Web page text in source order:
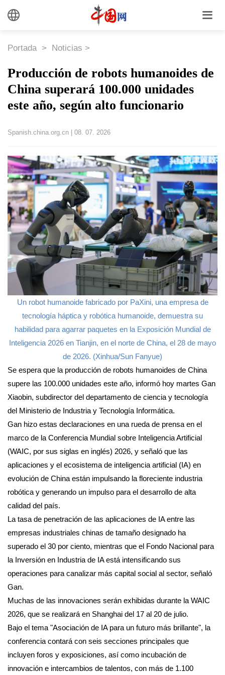
Portada > Noticias >
Producción de robots humanoides de
China superará 100.000 unidades
este año, según alto funcionario
Spanish.china.org.cn 08. 07. 2026
Un robot humanoide fabricado por PaXini, una empresa de
tecnología háptica y robótica humanoide, demuestra su
habilidad para agarrar paquetes en la Exposición Mundial de
Inteligencia 2026 en Tianjin, en el norte de China, el 28 de mayo
de 2026. (Xinhua/Sun Fanyue)
Se espera que la producción de robots humanoides de China
supere las 100.000 unidades este año, informó hoy martes Gan
Xiaobin, subdirector del departamento de ciencia y tecnología
del Ministerio de Industria y Tecnología Informática.
Gan hizo estas declaraciones en una rueda de prensa en el
marco de la Conferencia Mundial sobre Inteligencia Artificial
(WAIC, por sus siglas en inglés) 2026, y señaló que las
aplicaciones y el ecosistema de inteligencia artificial (IA) en
evolución de China están impulsando la floreciente industria
robótica y generando un impulso para el desarrollo de alta
calidad del país.
La tasa de penetración de las aplicaciones de IA entre las
empresas industriales chinas de tamaño designado ha
superado el 30 por ciento, mientras que el Fondo Nacional para
la Inversión en Industria de IA está intensificando sus
operaciones para canalizar más capital social al sector, señaló
Gan.
Muchas de las innovaciones serán exhibidas durante la WAIC
2026, que se realizará en Shanghai del 17 al 20 de julio.
Bajo el tema "Asociación de IA para un futuro más brillante", la
conferencia contará con seis secciones principales que
incluyen foros y exposiciones, así como incubación de
innovación e intercambios de talentos, con más de 1.100